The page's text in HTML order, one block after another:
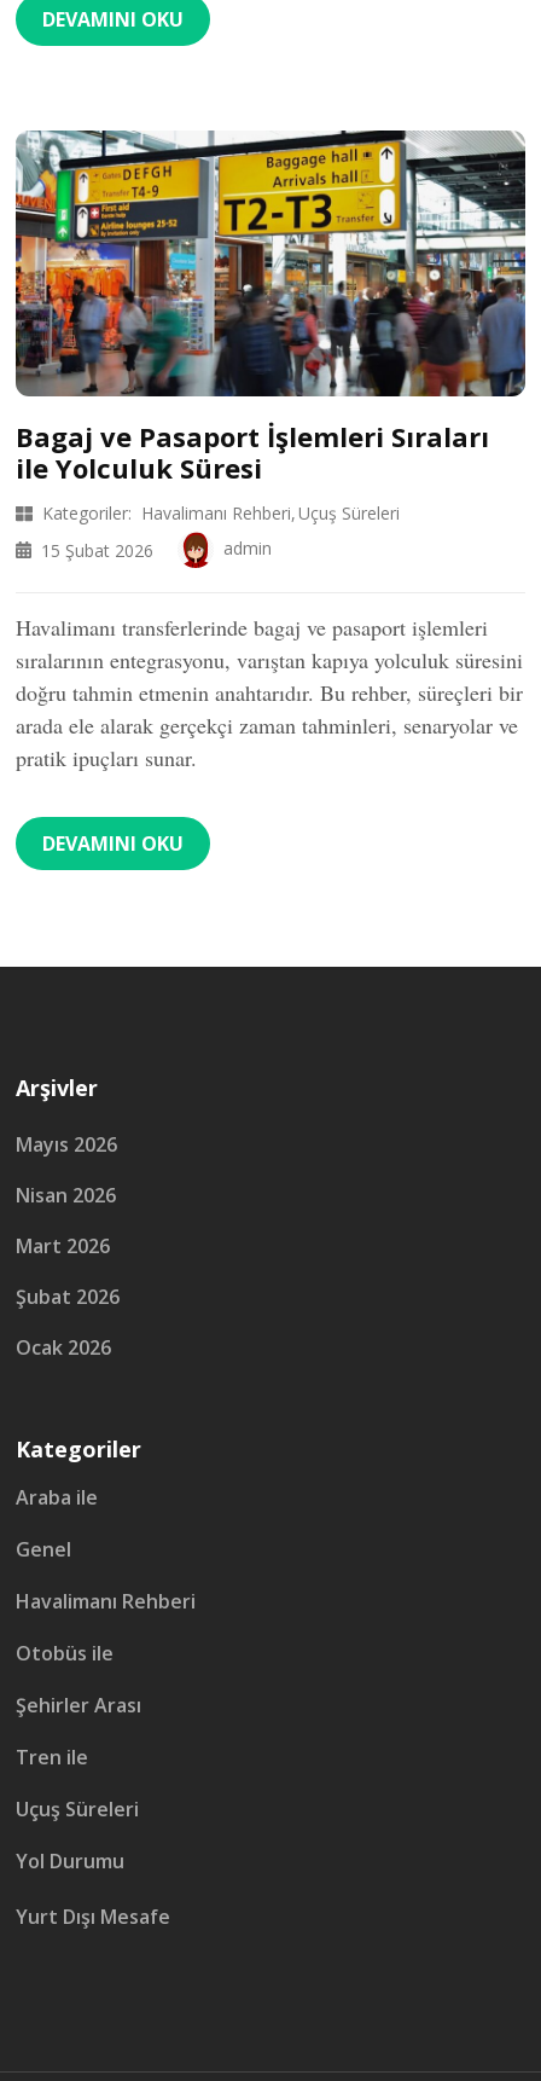
DEVAMINI OKU
Bagaj ve Pasaport İşlemleri Sıraları
ile Yolculuk Süresi
Kategoriler: Havalimanı Rehberi Uçuş Süreleri
15 Şubat 2026
admin
Havalimanı transferlerinde bagaj ve pasaport işlemleri
sıralarının entegrasyonu, varıştan kapıya yolculuk süresini
doğru tahmin etmenin anahtarıdır. Bu rehber, süreçleri bir
arada ele alarak gerçekçi zaman tahminleri, senaryolar ve
pratik ipuçları sunar.
DEVAMINI OKU
Arşivler
Mayıs 2026
Nisan 2026
Mart 2026
Şubat 2026
Ocak 2026
Kategoriler
Araba ile
Genel
Havalimanı Rehberi
Otobüs ile
Şehirler Arası
Tren ile
Uçuş Süreleri
Yol Durumu
Yurt Dışı Mesafe